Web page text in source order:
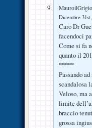
Dicembre
Caro Dr
facendoci
Come si fa
quanto il
*****
Passando
scandalosa
Veloso, ma
limite
braccio
grossa